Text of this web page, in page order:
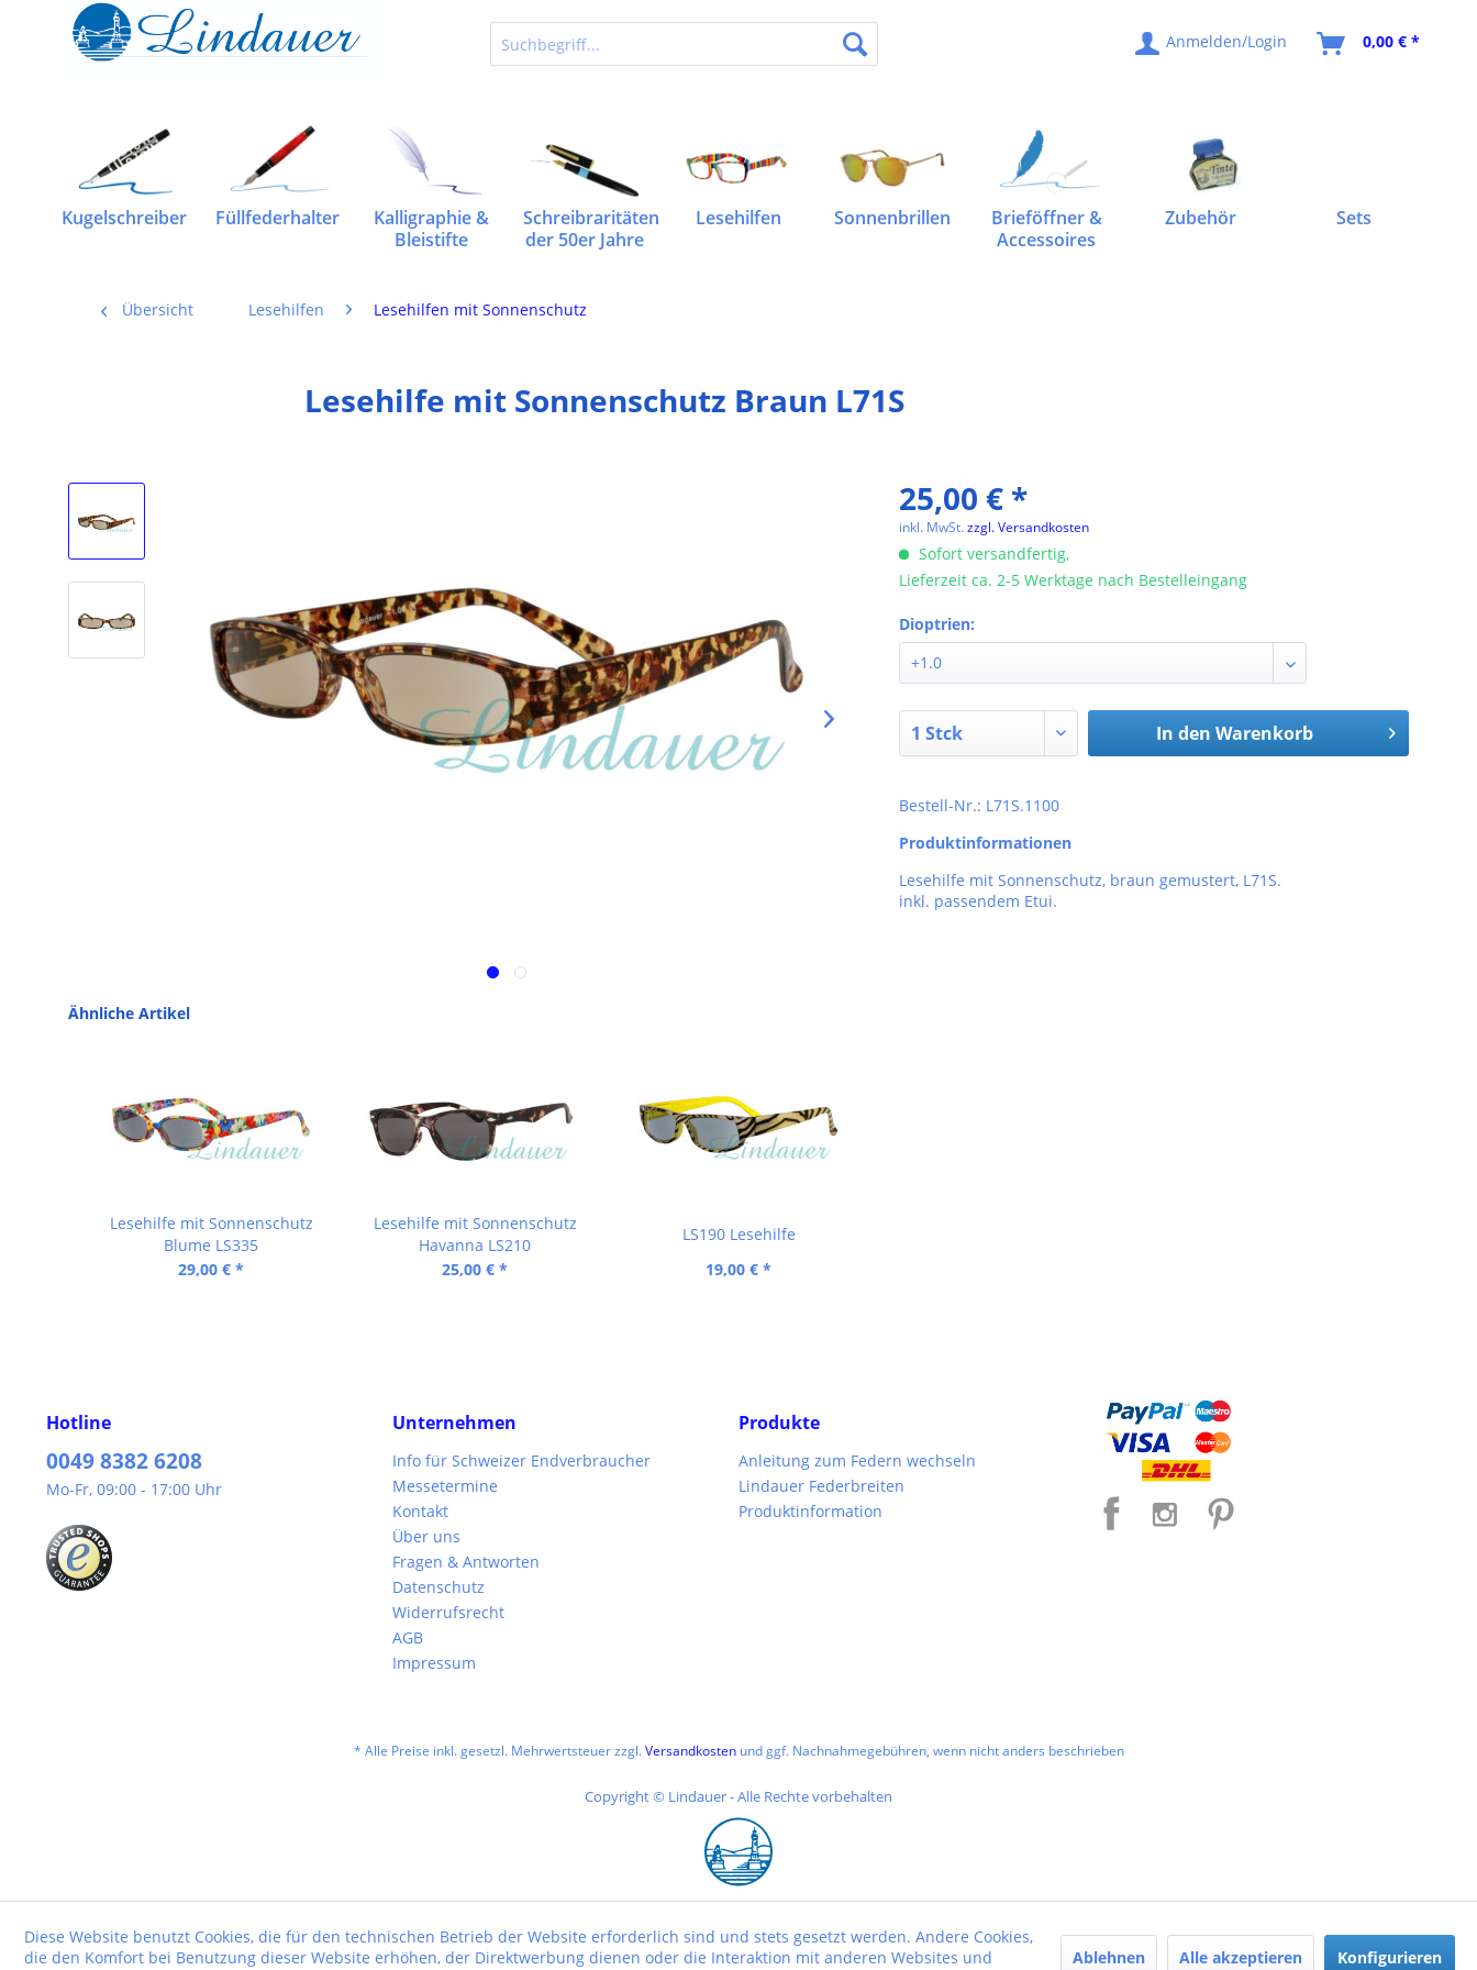
Anmelden/Login 0,00 € *
Kugelschreiber Füllfederhalter
Kalligraphie &
Bleistifte
Schreibraritäten
der 50er Jahre
Lesehilfen Sonnenbrillen
Brieföffner &
Accessoires
Zubehör Sets
Übersicht Lesehilfen Lesehilfen mit Sonnenschutz
Lesehilfe mit Sonnenschutz Braun L71S
25,00 € *
inkl. MwSt.zzgl. Versandkosten
Sofort versandfertig,
Lieferzeit ca. 2-5 Werktage nach Bestelleingang
Dioptrien:
In den Warenkorb
Bestell-Nr.: L71S.1100
Produktinformationen
Lesehilfe mit Sonnenschutz, braun gemustert, L71S.
inkl. passendem Etui.
Ähnliche Artikel
Lesehilfe mit Sonnenschutz
Blume LS335
29,00 € *
Lesehilfe mit Sonnenschutz
Havanna LS210
25,00 € *
LS190 Lesehilfe
19,00 € *
Hotline
0049 8382 6208
Mo-Fr, 09:00 - 17:00 Uhr
Unternehmen
Info für Schweizer Endverbraucher
Messetermine
Kontakt
Über uns
Fragen & Antworten
Datenschutz
Widerrufsrecht
AGB
Impressum
Produkte
Anleitung zum Federn wechseln
Lindauer Federbreiten
Produktinformation
* Alle Preise inkl. gesetzl. Mehrwertsteuer zzgl.Versandkostenund ggf. Nachnahmegebühren, wenn nicht anders beschrieben
Copyright © Lindauer - Alle Rechte vorbehalten
Diese Website benutzt Cookies, die für den technischen Betrieb der Website erforderlich sind und stets gesetzt werden. Andere Cookies,
die den Komfort bei Benutzung dieser Website erhöhen, der Direktwerbung dienen oder die Interaktion mit anderen Websites und
Ablehnen Alle akzeptieren Konfigurieren